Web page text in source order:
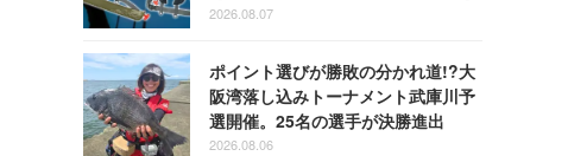
釣りを
2026.08.07
ポイント選びが勝敗の分かれ道!?大
阪湾落し込みトーナメント武庫川予
選開催。25名の選手が決勝進出
2026.08.06